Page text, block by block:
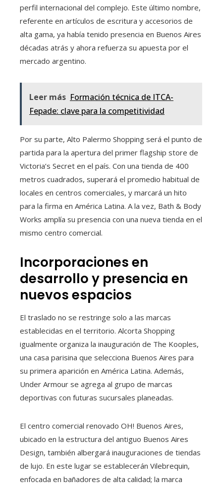
perfil internacional del complejo. Este último nombre,
referente en artículos de escritura y accesorios de
alta gama, ya había tenido presencia en Buenos Aires
décadas atrás y ahora refuerza su apuesta por el
mercado argentino.
Leer más Formación técnica de ITCA-
Fepade: clave para la competitividad
Por su parte, Alto Palermo Shopping será el punto de
partida para la apertura del primer flagship store de
Victoria’s Secret en el país. Con una tienda de 400
metros cuadrados, superará el promedio habitual de
locales en centros comerciales, y marcará un hito
para la firma en América Latina. A la vez, Bath & Body
Works amplía su presencia con una nueva tienda en el
mismo centro comercial.
Incorporaciones en
desarrollo y presencia en
nuevos espacios
El traslado no se restringe solo a las marcas
establecidas en el territorio. Alcorta Shopping
igualmente organiza la inauguración de The Kooples,
una casa parisina que selecciona Buenos Aires para
su primera aparición en América Latina. Además,
Under Armour se agrega al grupo de marcas
deportivas con futuras sucursales planeadas.
El centro comercial renovado OH! Buenos Aires,
ubicado en la estructura del antiguo Buenos Aires
Design, también albergará inauguraciones de tiendas
de lujo. En este lugar se establecerán Vilebrequin,
enfocada en bañadores de alta calidad; la marca